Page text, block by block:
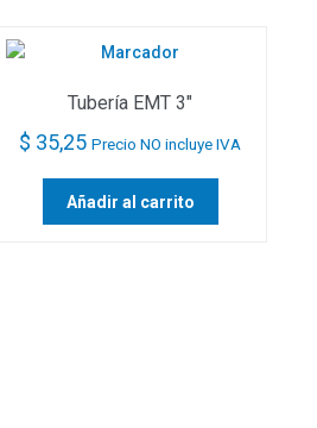
Tubería EMT 3″
$ 35,25 Precio NO incluye IVA
Añadir al carrito